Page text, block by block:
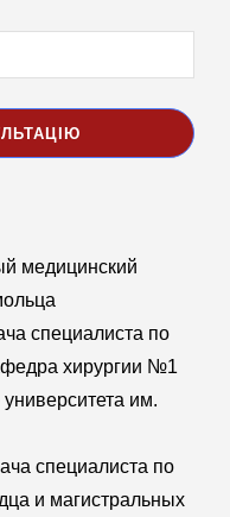
медицинский
специалиста по
хирургии №1
им.
специалиста по
и магистральных